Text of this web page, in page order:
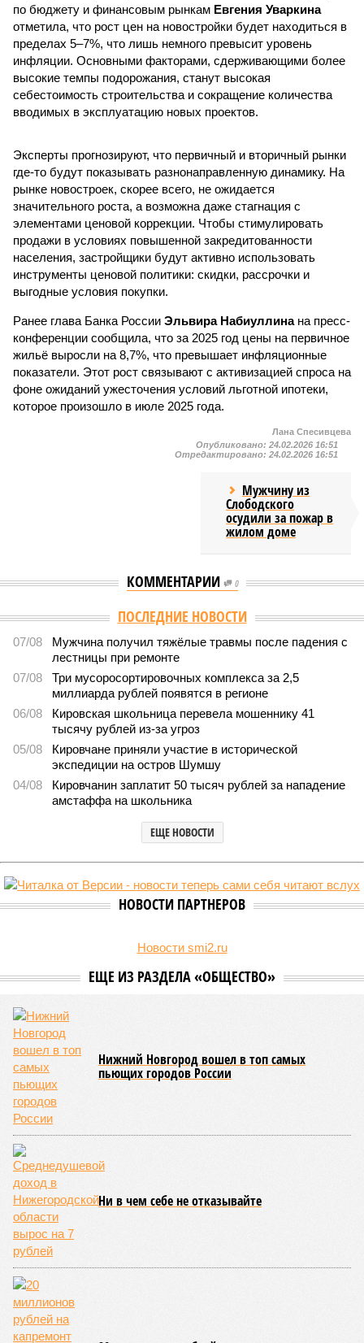
по бюджету и финансовым рынкам Евгения Уваркина
отметила, что рост цен на новостройки будет находиться в
пределах 5–7%, что лишь немного превысит уровень
инфляции. Основными факторами, сдерживающими более
высокие темпы подорожания, станут высокая
себестоимость строительства и сокращение количества
вводимых в эксплуатацию новых проектов.
Эксперты прогнозируют, что первичный и вторичный рынки
где-то будут показывать разнонаправленную динамику. На
рынке новостроек, скорее всего, не ожидается
значительного роста, а возможна даже стагнация с
элементами ценовой коррекции. Чтобы стимулировать
продажи в условиях повышенной закредитованности
населения, застройщики будут активно использовать
инструменты ценовой политики: скидки, рассрочки и
выгодные условия покупки.
Ранее глава Банка России Эльвира Набиуллинана пресс-
конференции сообщила, что за 2025 год цены на первичное
жильё выросли на 8,7%, что превышает инфляционные
показатели. Этот рост связывают с активизацией спроса на
фоне ожиданий ужесточения условий льготной ипотеки,
которое произошло в июле 2025 года.
Лана Спесивцева
Опубликовано: 24.02.2026 16:51
Отредактировано: 24.02.2026 16:51
Мужчину из
Слободского
осудили за пожар в
жилом доме
КОММЕНТАРИИ 0
ПОСЛЕДНИЕ НОВОСТИ
07/08
Мужчина получил тяжёлые травмы после падения с
лестницы при ремонте
07/08
Три мусоросортировочных комплекса за 2,5
миллиарда рублей появятся в регионе
06/08
Кировская школьница перевела мошеннику 41
тысячу рублей из-за угроз
05/08
Кировчане приняли участие в исторической
экспедиции на остров Шумшу
04/08
Кировчанин заплатит 50 тысяч рублей за нападение
амстаффа на школьника
ЕЩЕ НОВОСТИ
НОВОСТИ ПАРТНЕРОВ
Новости smi2.ru
ЕЩЕ ИЗ РАЗДЕЛА «ОБЩЕСТВО»
Нижний Новгород вошел в топ самых
пьющих городов России
Ни в чем себе не отказывайте